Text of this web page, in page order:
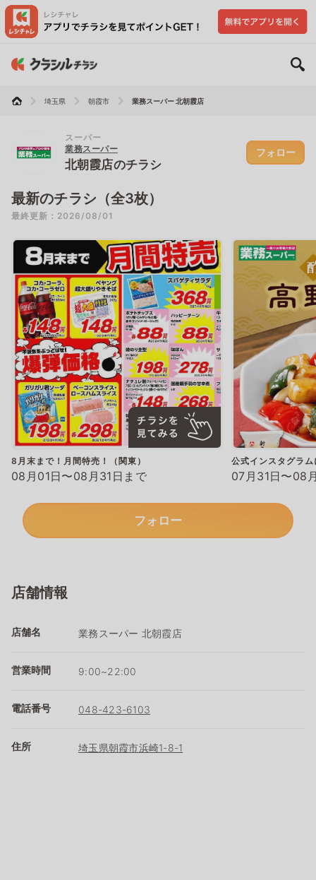
埼玉県 朝霞市 業務スーパー 北朝霞店
スーパー
業務スーパー
北朝霞店のチラシ
フォロー
最新のチラシ（全3枚）
最終更新：2026/08/01
8月末まで！月間特売！（関東）
08月01日〜08月31日まで
公式インスタグラ
07月31日〜08
フォロー
店舗情報
店舗名 業務スーパー 北朝霞店
営業時間 9:00~22:00
電話番号 048-423-6103
住所 埼玉県朝霞市浜崎1-8-1